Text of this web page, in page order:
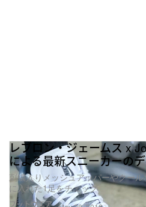
フットウエア
レブロン・ジェームス x
による最新スニーカーの
刺繍入りメッシュアッパーやクー
に入れた1足をチェック